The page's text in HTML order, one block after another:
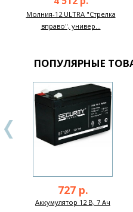
Молния-12 ULTRA "Стрелка
вправо", универ...
ПОПУЛЯРНЫЕ
727 р.
Аккумулятор 12 В, 7 Ач